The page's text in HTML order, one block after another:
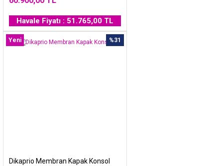
Havale Fiyatı : 51.765,00 TL
%31
Yeni
Dikaprio Membran Kapak Konsol